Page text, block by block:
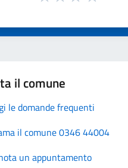
il comune
le domande frequenti
il comune 0346 44004
un appuntamento